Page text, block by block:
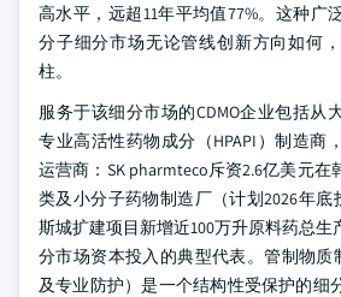
高水平，远超11年平均值77%。这种广
分子细分市场无论管线创新方向如何
柱。
服务于该细分市场的CDMO企业包括从
专业高活性药物成分（HPAPI）制造商
运营商：SK pharmteco斥资2.6亿美元
类及小分子药物制造厂（计划2026年底
斯城扩建项目新增近100万升原料药总生
分市场资本投入的典型代表。管制物质
及专业防护）是一个结构性受保护的细